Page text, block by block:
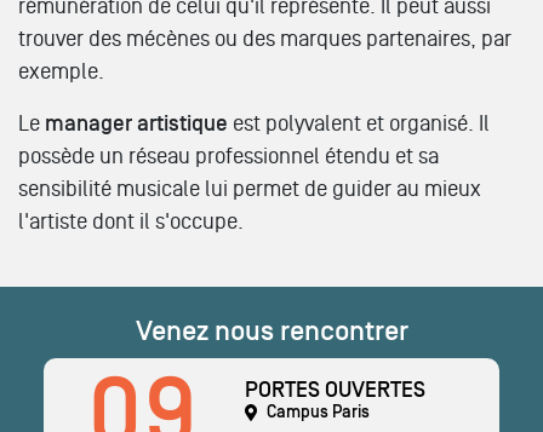
rémunération de celui qu'il représente. Il peut aussi
trouver des mécènes ou des marques partenaires, par
exemple.
Le manager artistique est polyvalent et organisé. Il
possède un réseau professionnel étendu et sa
sensibilité musicale lui permet de guider au mieux
l'artiste dont il s'occupe.
Venez nous rencontrer
PORTES OUVERTES
Campus Paris